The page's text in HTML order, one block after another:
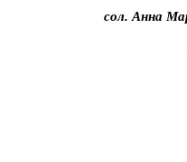
сол. Анна